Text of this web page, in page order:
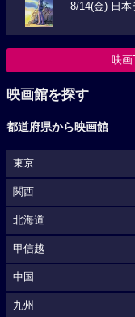
8/14(金) 日
映画
映画館を探す
都道府県から映画館
東京
関西
北海道
甲信越
中国
九州